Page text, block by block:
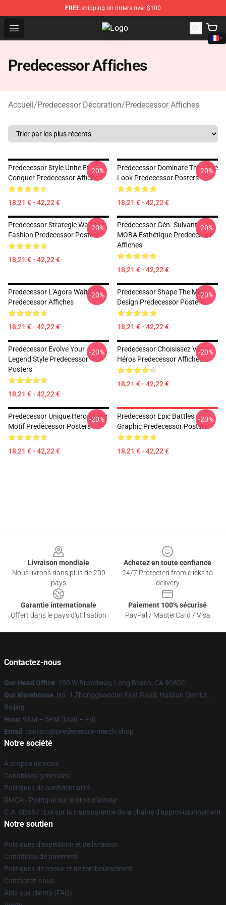
FREE shipping on orders over $100
Open menu Predecessor Shop - Official
Predecessor Affiches
Accueil/Predecessor Décoration/Predecessor Affiches
Predecessor Style Unite Et
Conquer Predecessor Affiches
18,21 € - 42,22 €
-20%
Predecessor Dominate The Lane
Look Predecessor Posters
18,21 € - 42,22 €
-20%
Predecessor Strategic Warfare
Fashion Predecessor Posters
18,21 € - 42,22 €
-20%
Predecessor Gén. Suivant
MOBA Esthétique Predecessor
Affiches
18,21 € - 42,22 €
-20%
Predecessor L'Agora Waits Vibe
Predecessor Affiches
18,21 € - 42,22 €
-20%
Predecessor Shape The Meta
Design Predecessor Posters
18,21 € - 42,22 €
-20%
Predecessor Evolve Your
Legend Style Predecessor
Posters
18,21 € - 42,22 €
-20%
Predecessor Choisissez Votre
Héros Predecessor Affiches
18,21 € - 42,22 €
-20%
Predecessor Unique Hero Ability
Motif Predecessor Posters
18,21 € - 42,22 €
-20%
Predecessor Epic Battles
Graphic Predecessor Posters
18,21 € - 42,22 €
-20%
Livraison mondiale
Nous livrons dans plus de 200
pays
Achetez en toute confiance
24/7 Protected from clicks to
delivery
Garantie internationale
Offert dans le pays d'utilisation
Paiement 100% sécurisé
PayPal / MasterCard / Visa
Contactez-nous
Our Head Office: 100 W Broadway, Long Beach, CA 90802
Our Warehouse: No. 1 Zhongguancun East Road, Haidian District,
Beijing
Hour: 9AM – 5PM (Mon – Fri)
Email : contact@predecessor-merch.shop
Notre société
À propos de nous
Conditions générales
Politiques de confidentialité
DMCA - Politique sur le droit d'auteur
C.A. SB657 : Loi sur la transparence de la chaîne d'approvisionnement
Notre soutien
Politiques d'expédition et de livraison
Conditions de paiement
Politiques de retour et de remboursement
Contactez-nous
Aide aux clients (FAQ)